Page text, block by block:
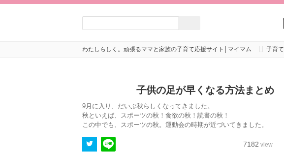
わたしらしく。頑張るママと家族の子育て応援サイト│マイマム 子育て
子供の足が早くなる方法まとめ
9月に入り、だいぶ秋らしくなってきました。
秋といえば、スポーツの秋！食欲の秋！読書の秋！
この中でも、スポーツの秋。運動会の時期が近づいてきました。
7182 view